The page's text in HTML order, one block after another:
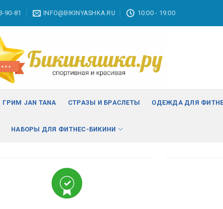
90-81 INFO@BIKINYASHKA.RU 10:00 - 19:00
ГРИМ JAN TANA СТРАЗЫ И БРАСЛЕТЫ ОДЕЖДА ДЛЯ
НАБОРЫ ДЛЯ ФИТНЕС-БИКИНИ